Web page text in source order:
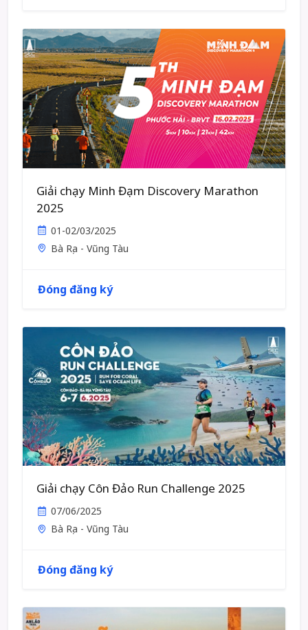
Giải chạy Minh Đạm Discovery Marathon
2025
01-02/03/2025
Bà Rịa - Vũng Tàu
Đóng đăng ký
Giải chạy Côn Đảo Run Challenge 2025
07/06/2025
Bà Rịa - Vũng Tàu
Đóng đăng ký